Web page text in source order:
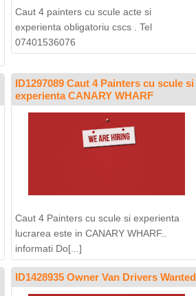
Caut 4 painters cu scule acte si
experienta obligatoriu cscs . Tel
07401536076
ID1297089 Caut 4 Painters cu scule si
experienta CANARY WHARF
Caut 4 Painters cu scule si experienta
lucrarea este in CANARY WHARF..
informati Do[...]
ID1428935 Owner Van Drivers Wanted